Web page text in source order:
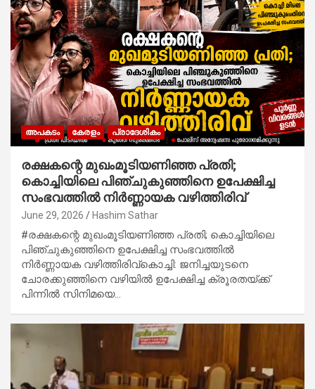
അപകടം കേരളം പ്രാദേശികം
രക്ഷകന്റെ മുഖംമൂടിയണിഞ്ഞ പ്രതി;
കൊച്ചിയിലെ പിഞ്ചുകുഞ്ഞിനെ ഉപേക്ഷിച്ച
സംഭവത്തിൽ നിർണ്ണായക വഴിത്തിരിവ്​
June 29, 2026 Hashim Sathar
#രക്ഷകന്റെ മുഖംമൂടിയണിഞ്ഞ പ്രതി; കൊച്ചിയിലെ
പിഞ്ചുകുഞ്ഞിനെ ഉപേക്ഷിച്ച സംഭവത്തിൽ
നിർണ്ണായക വഴിത്തിരിവ്​കൊച്ചി: ജനിച്ചയുടനെ
ചോരക്കുഞ്ഞിനെ വഴിയിൽ ഉപേക്ഷിച്ച ക്രൂരതയ്ക്ക്
പിന്നിൽ സിനിമയെ…